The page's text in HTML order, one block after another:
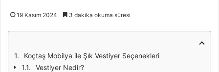
19 Kasım 2024 3 dakika okuma süresi
Koçtaş Mobilya ile Şık Vestiyer Seçenekleri
Vestiyer Nedir?